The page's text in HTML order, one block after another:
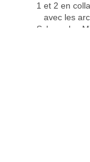
1 et 2 en
avec les
Schoreels ,